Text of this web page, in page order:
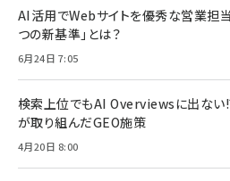
AI活用でWebサイトを優秀な営業担
つの新基準」とは？
6月24日 7:05
検索上位でもAI Overviewsに出ない
が取り組んだGEO施策
4月20日 8:00